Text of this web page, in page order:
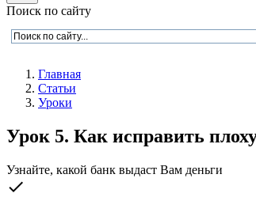
Поиск по сайту
Главная
Статьи
Уроки
Урок 5. Как исправить
Узнайте, какой банк выдаст Вам деньги
check